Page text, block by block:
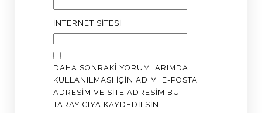
İNTERNET SITESI
DAHA SONRAKI YORUMLARIMDA
KULLANILMASI IÇIN ADIM, E-POSTA
ADRESIM VE SITE ADRESIM BU
TARAYICIYA KAYDEDILSIN.